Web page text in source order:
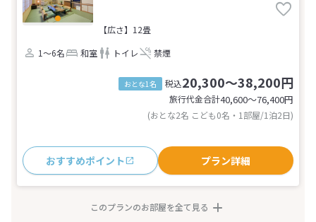
【広さ】12畳
1～6名
和室 トイレ 禁煙
おとな1名 税込20,300～38,200円
旅行代金合計40,600〜76,400円
(おとな2名 こども0名・1部屋/1泊2日)
おすすめポイント プラン詳細
このプランのお部屋を全て見る